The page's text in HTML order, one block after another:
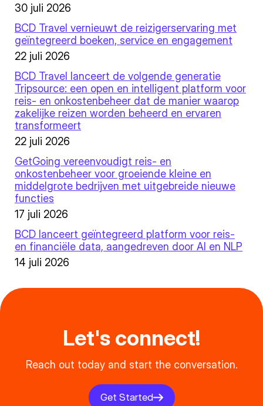
30 juli 2026
BCD Travel vernieuwt de reizigerservaring met
geïntegreerd boeken, service en engagement
22 juli 2026
BCD Travel lanceert de volgende generatie
Tripsource: een open en intelligent platform voor
reis- en onkostenbeheer dat de manier waarop
zakelijke reizen worden beheerd en ervaren
transformeert
22 juli 2026
GetGoing vereenvoudigt reis- en
onkostenbeheer voor groeiende kleine en
middelgrote bedrijven met uitgebreide nieuwe
functies
17 juli 2026
BCD lanceert geïntegreerd platform voor reis-
en financiële data, aangedreven door AI en NLP
14 juli 2026
Let's connect!
Reach out today and start the conversation.
Get Started